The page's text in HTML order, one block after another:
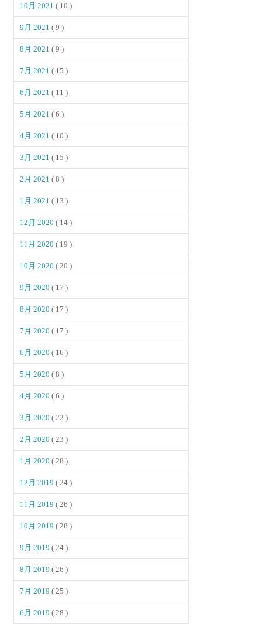
10月 2021( 10 )
9月 2021( 9 )
8月 2021( 9 )
7月 2021( 15 )
6月 2021( 11 )
5月 2021( 6 )
4月 2021( 10 )
3月 2021( 15 )
2月 2021( 8 )
1月 2021( 13 )
12月 2020( 14 )
11月 2020( 19 )
10月 2020( 20 )
9月 2020( 17 )
8月 2020( 17 )
7月 2020( 17 )
6月 2020( 16 )
5月 2020( 8 )
4月 2020( 6 )
3月 2020( 22 )
2月 2020( 23 )
1月 2020( 28 )
12月 2019( 24 )
11月 2019( 26 )
10月 2019( 28 )
9月 2019( 24 )
8月 2019( 26 )
7月 2019( 25 )
6月 2019( 28 )